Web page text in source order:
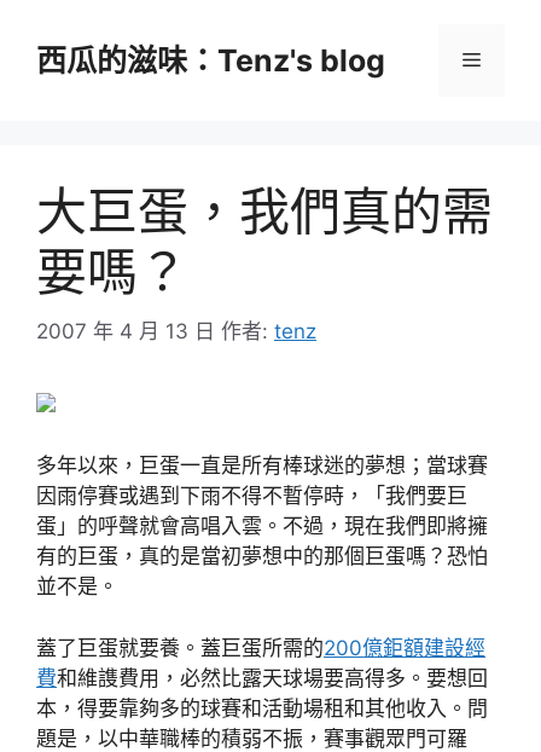
西瓜的滋味：Tenz's blog 選
大巨蛋，我們真的需
要嗎？
2007 年 4 月 13 日 作者: tenz
多年以來，巨蛋一直是所有棒球迷的夢想；當球賽
因雨停賽或遇到下雨不得不暫停時，「我們要巨
蛋」的呼聲就會高唱入雲。不過，現在我們即將擁
有的巨蛋，真的是當初夢想中的那個巨蛋嗎？恐怕
並不是。
蓋了巨蛋就要養。蓋巨蛋所需的200億鉅額建設經
費和維謢費用，必然比露天球場要高得多。要想回
本，得要靠夠多的球賽和活動場租和其他收入。問
題是，以中華職棒的積弱不振，賽事觀眾門可羅